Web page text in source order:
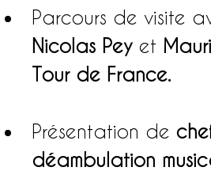
Parcours de visite
Nicolas Pey et
Tour de France.
Présentation de
déambulation